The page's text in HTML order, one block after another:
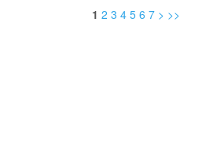
1 2 3 4 5 6 7 > >>